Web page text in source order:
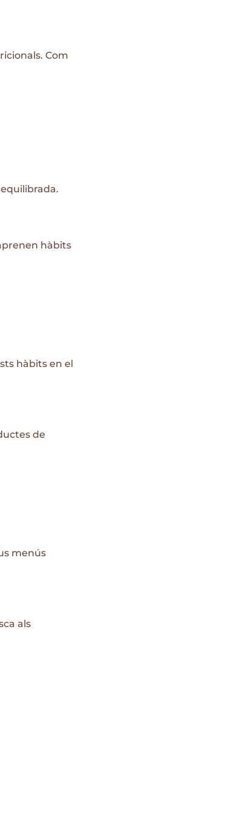
Com
hàbits
hàbits en el
de
menús
als